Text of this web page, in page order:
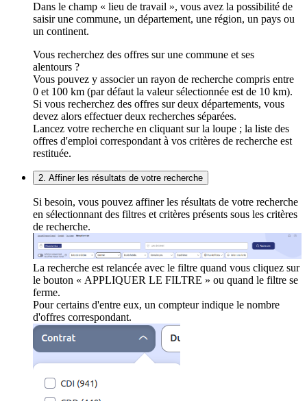
Dans le champ « lieu de travail », vous avez la possibilité de
saisir une commune, un département, une région, un pays ou
un continent.
Vous recherchez des offres sur une commune et ses
alentours ?
Vous pouvez y associer un rayon de recherche compris entre
0 et 100 km (par défaut la valeur sélectionnée est de 10 km).
Si vous recherchez des offres sur deux départements, vous
devez alors effectuer deux recherches séparées.
Lancez votre recherche en cliquant sur la loupe ; la liste des
offres d'emploi correspondant à vos critères de recherche est
restituée.
2. Affiner les résultats de votre recherche
Si besoin, vous pouvez affiner les résultats de votre recherche
en sélectionnant des filtres et critères présents sous les critères
de recherche.
La recherche est relancée avec le filtre quand vous cliquez sur
le bouton « APPLIQUER LE FILTRE » ou quand le filtre se
ferme.
Pour certains d'entre eux, un compteur indique le nombre
d'offres correspondant.